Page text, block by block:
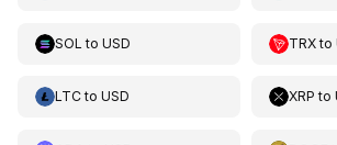
SOL to USD TRXto
LTCto USD XRP to